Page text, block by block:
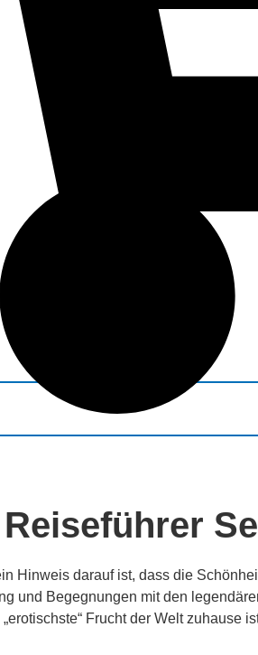
Hinweis darauf ist, dass die
und Begegnungen mit den
Frucht der Welt